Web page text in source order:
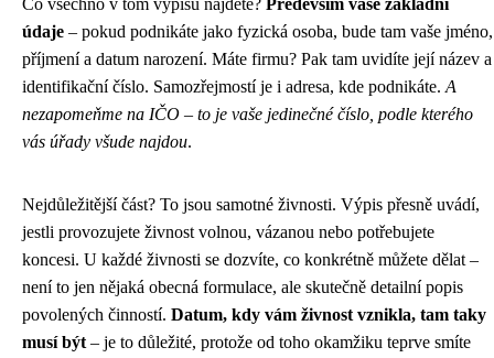
Co všechno v tom výpisu najdete? Především vaše základní
údaje – pokud podnikáte jako fyzická osoba, bude tam vaše jméno,
příjmení a datum narození. Máte firmu? Pak tam uvidíte její název a
identifikační číslo. Samozřejmostí je i adresa, kde podnikáte. A
nezapomeňme na IČO – to je vaše jedinečné číslo, podle kterého
vás úřady všude najdou.
Nejdůležitější část? To jsou samotné živnosti. Výpis přesně uvádí,
jestli provozujete živnost volnou, vázanou nebo potřebujete
koncesi. U každé živnosti se dozvíte, co konkrétně můžete dělat –
není to jen nějaká obecná formulace, ale skutečně detailní popis
povolených činností. Datum, kdy vám živnost vznikla, tam taky
musí být – je to důležité, protože od toho okamžiku teprve smíte